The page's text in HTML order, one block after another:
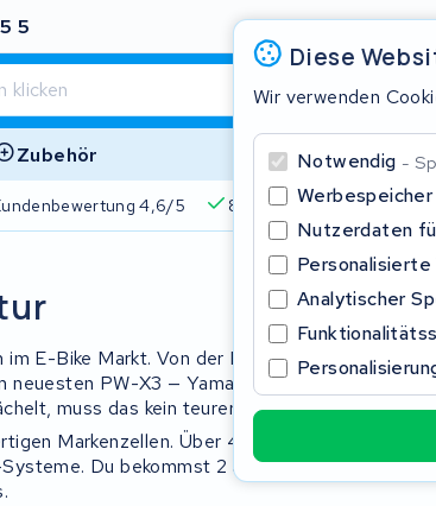
5 Bewertung
Zubehör
4,6/5 825+ Akkus 510+
Diese
Wir verwenden
Notwendig
Werbespeicher
Nutzerdaten
Personalisierte
Analytischer
E-Bike Markt. Von der PW-Serie über
neuesten PW-X3 — Yamaha treibt
muss das kein teurer Neukauf sein.
Markenzellen. Über 45.000 Akkus
Du bekommst 2 Jahre Garantie
Beginnen Sie mit der Eingabe in der